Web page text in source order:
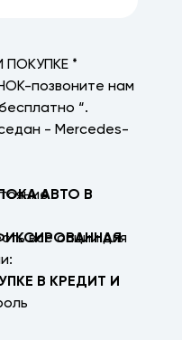
*
позвоните нам
“.
- Mercedes-
все опции для
АВТО В
В КРЕДИТ И